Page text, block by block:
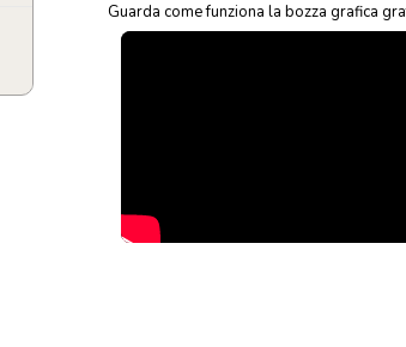
Guarda come funziona la bozza grafica